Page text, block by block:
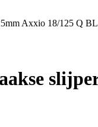
Axxio 18/125 Q